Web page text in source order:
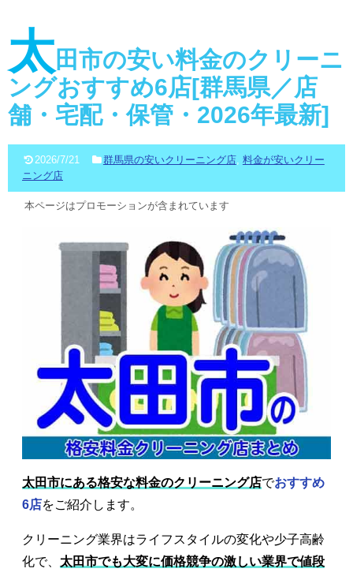
太 田市の安い料金のクリーニ
ングおすすめ6店[群馬県／店
舗・宅配・保管・2026年最新]
2026/7/21 群馬県の安いクリーニング店, 料金が安いクリー
ニング店
本ページはプロモーションが含まれています
太田市にある格安な料金のクリーニング店でおすすめ
6店をご紹介します。
クリーニング業界はライフスタイルの変化や少子高齢
化で、 太田市でも大変に価格競争の激しい業界で値段